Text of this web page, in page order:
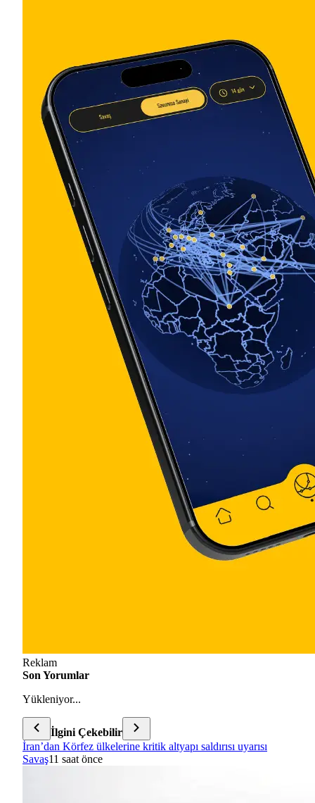
Reklam
Son Yorumlar
Yükleniyor...
İlgini Çekebilir
İran’dan Körfez ülkelerine kritik altyapı saldırısı uyarısı
Savaş11 saat önce